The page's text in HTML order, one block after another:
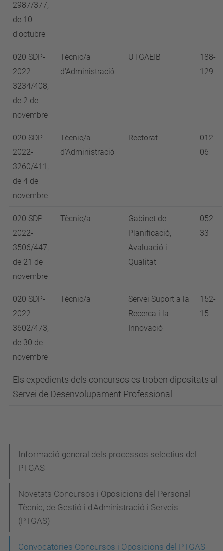
Els expedients dels concursos es troben dipositats al
Servei de Desenvolupament Professional
2987/377,
de 10
d'octubre
020 SDP-
2022-
3234/408,
de 2 de
novembre
Tècnic/a
d'Administració
UTGAEIB
188-
129
020 SDP-
2022-
3260/411,
de 4 de
novembre
Tècnic/a
d'Administració
Rectorat
012-
06
020 SDP-
2022-
3506/447,
de 21 de
novembre
Tècnic/a
Gabinet de
Planificació,
Avaluació i
Qualitat
052-
33
020 SDP-
2022-
3602/473,
de 30 de
novembre
Tècnic/a
Servei Suport a la
Recerca i la
Innovació
152-
15
a
Informació general dels processos selectius del
PTGAS
Novetats Concursos i Oposicions del Personal
Tècnic, de Gestió i d'Administració i Serveis
(PTGAS)
Convocatòries Concursos i Oposicions del PTGAS